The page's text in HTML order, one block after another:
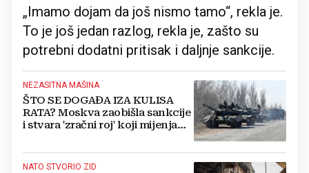
„Imamo dojam da još nismo tamo“, rekla je.
To je još jedan razlog, rekla je, zašto su
potrebni dodatni pritisak i daljnje sankcije.
NEZASITNA MAŠINA
ŠTO SE DOGAĐA IZA KULISA
RATA? Moskva zaobišla sankcije
i stvara 'zračni roj' koji mijenja
NATO STVORIO ZID